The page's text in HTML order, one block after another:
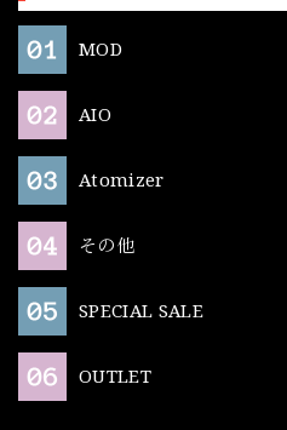
MOD
AIO
Atomizer
その他
SPECIAL SALE
OUTLET